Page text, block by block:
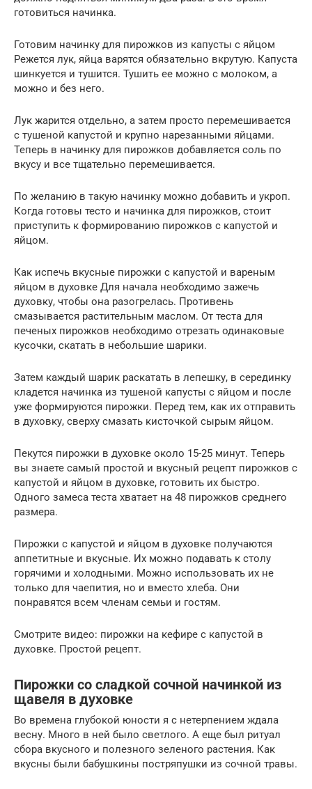
готовиться начинка.
Готовим начинку для пирожков из капусты с яйцом
Режется лук, яйца варятся обязательно вкрутую. Капуста
шинкуется и тушится. Тушить ее можно с молоком, а
можно и без него.
Лук жарится отдельно, а затем просто перемешивается
с тушеной капустой и крупно нарезанными яйцами.
Теперь в начинку для пирожков добавляется соль по
вкусу и все тщательно перемешивается.
По желанию в такую начинку можно добавить и укроп.
Когда готовы тесто и начинка для пирожков, стоит
приступить к формированию пирожков с капустой и
яйцом.
Как испечь вкусные пирожки с капустой и вареным
яйцом в духовке Для начала необходимо зажечь
духовку, чтобы она разогрелась. Противень
смазывается растительным маслом. От теста для
печеных пирожков необходимо отрезать одинаковые
кусочки, скатать в небольшие шарики.
Затем каждый шарик раскатать в лепешку, в серединку
кладется начинка из тушеной капусты с яйцом и после
уже формируются пирожки. Перед тем, как их отправить
в духовку, сверху смазать кисточкой сырым яйцом.
Пекутся пирожки в духовке около 15-25 минут. Теперь
вы знаете самый простой и вкусный рецепт пирожков с
капустой и яйцом в духовке, готовить их быстро.
Одного замеса теста хватает на 48 пирожков среднего
размера.
Пирожки с капустой и яйцом в духовке получаются
аппетитные и вкусные. Их можно подавать к столу
горячими и холодными. Можно использовать их не
только для чаепития, но и вместо хлеба. Они
понравятся всем членам семьи и гостям.
Смотрите видео: пирожки на кефире с капустой в
духовке. Простой рецепт.
Пирожки со сладкой сочной начинкой из
щавеля в духовке
Во времена глубокой юности я с нетерпением ждала
весну. Много в ней было светлого. А еще был ритуал
сбора вкусного и полезного зеленого растения. Как
вкусны были бабушкины постряпушки из сочной травы.